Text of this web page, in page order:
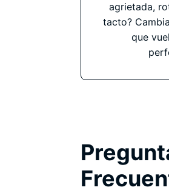
agrietada,
tacto?
que